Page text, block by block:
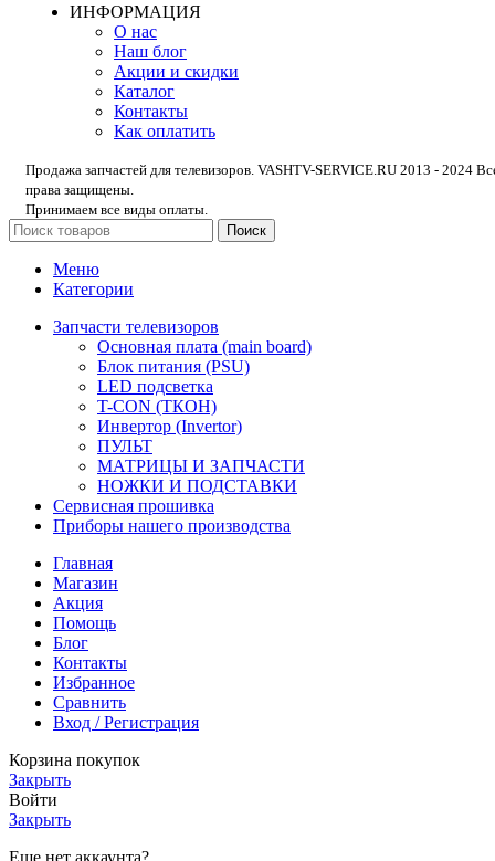
ИНФОРМАЦИЯ
О нас
Наш блог
Акции и скидки
Каталог
Контакты
Как оплатить
Продажа запчастей для телевизоров. VASHTV-SERVICE.RU 2013 - 2024
права защищены.
Принимаем все виды оплаты.
Поиск
Меню
Категории
Запчасти телевизоров
Основная плата (main board)
Блок питания (PSU)
LED подсветка
T-CON (ТКОН)
Инвертор (Invertor)
ПУЛЬТ
МАТРИЦЫ И ЗАПЧАСТИ
НОЖКИ И ПОДСТАВКИ
Сервисная прошивка
Приборы нашего производства
Главная
Магазин
Акция
Помощь
Блог
Контакты
Избранное
Сравнить
Вход / Регистрация
Корзина покупок
Закрыть
Войти
Закрыть
Еще нет аккаунта?